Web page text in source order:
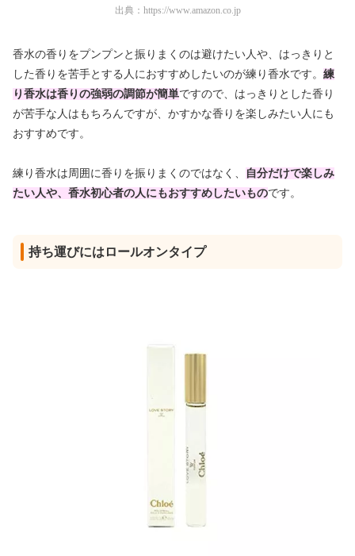
出典： https://www.amazon.co.jp
香水の香りをプンプンと振りまくのは避けたい人や、はっきりと
した香りを苦手とする人におすすめしたいのが練り香水です。 練
り香水は香りの強弱の調節が簡単ですので、はっきりとした香り
が苦手な人はもちろんですが、かすかな香りを楽しみたい人にも
おすすめです。
練り香水は周囲に香りを振りまくのではなく、
自分だけで楽しみ
たい人や、香水初心者の人にもおすすめしたいものです。
持ち運びにはロールオンタイプ